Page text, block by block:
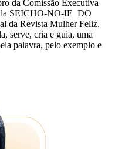
da Comissão Executiva
da SEICHO-NO-IE DO
da Revista Mulher Feliz.
serve, cria e guia, uma
palavra, pelo exemplo e